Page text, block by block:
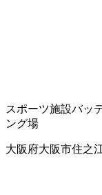
スポーツ施設バッ
ング場
大阪府大阪市住之